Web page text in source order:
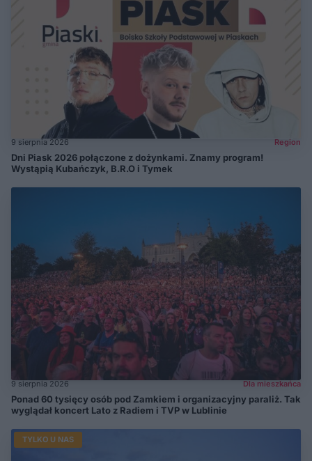
9 sierpnia 2026 Region
Dni Piask 2026 połączone z dożynkami. Znamy program!
Wystąpią Kubańczyk, B.R.O i Tymek
9 sierpnia 2026 Dla mieszkańca
Ponad 60 tysięcy osób pod Zamkiem i organizacyjny paraliż. Tak
wyglądał koncert Lato z Radiem i TVP w Lublinie
TYLKO U NAS